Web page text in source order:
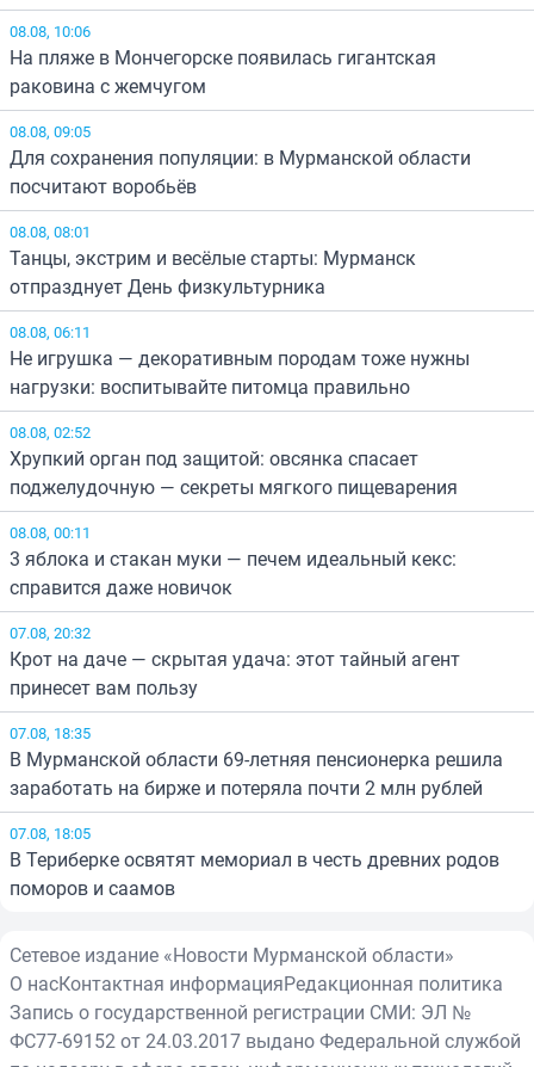
08.08, 10:06
На пляже в Мончегорске появилась гигантская
раковина с жемчугом
08.08, 09:05
Для сохранения популяции: в Мурманской области
посчитают воробьёв
08.08, 08:01
Танцы, экстрим и весёлые старты: Мурманск
отпразднует День физкультурника
08.08, 06:11
Не игрушка — декоративным породам тоже нужны
нагрузки: воспитывайте питомца правильно
08.08, 02:52
Хрупкий орган под защитой: овсянка спасает
поджелудочную — секреты мягкого пищеварения
08.08, 00:11
3 яблока и стакан муки — печем идеальный кекс:
справится даже новичок
07.08, 20:32
Крот на даче — скрытая удача: этот тайный агент
принесет вам пользу
07.08, 18:35
В Мурманской области 69-летняя пенсионерка решила
заработать на бирже и потеряла почти 2 млн рублей
07.08, 18:05
В Териберке освятят мемориал в честь древних родов
поморов и саамов
Сетевое издание «Новости Мурманской области»
О насКонтактная информацияРедакционная политика
Запись о государственной регистрации СМИ: ЭЛ №
ФС77-69152 от 24.03.2017 выдано Федеральной службой